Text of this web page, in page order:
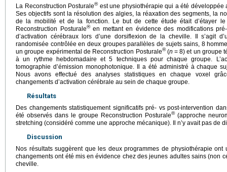
La Reconstruction Posturale®est une physiothérapie qui a été développée
Ses objectifs sont la résolution des algies, la réaxation des segments, la
de la mobilité et de la fonction. Le but de cette étude était d’étayer le
Reconstruction Posturale®en mettant en évidence des modifications
d’activation cérébraux lors d’une dorsiflexion de la cheville. Il s’agit
randomisée contrôlée en deux groupes parallèles de sujets sains, 8
un groupe expérimental de Reconstruction Posturale®(n = 8) et un groupe
à un rythme hebdomadaire et 5 techniques pour chaque groupe.
tomographie d’émission monophotonique. Il a été administré à chaque
Nous avons effectué des analyses statistiques en chaque voxel
changements d’activation cérébrale au sein de chaque groupe.
Résultats
Des changements statistiquement significatifs pré- vs post-intervention
été observés dans le groupe Reconstruction Posturale®(approche
stretching (considéré comme une approche mécanique). Il n’y avait pas de
Discussion
Nos résultats suggèrent que les deux programmes de physiothérapie ont
changements ont été mis en évidence chez des jeunes adultes sains (non
cheville.